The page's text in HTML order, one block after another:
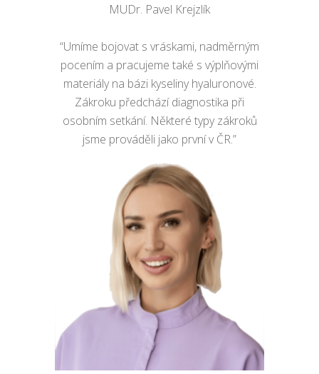
MUDr. Pavel Krejzlík
“Umíme bojovat s vráskami, nadměrným
pocením a pracujeme také s výplňovými
materiály na bázi kyseliny hyaluronové.
Zákroku předchází diagnostika při
osobním setkání. Některé typy zákroků
jsme prováděli jako první v ČR.”